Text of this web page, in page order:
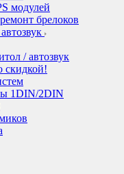
модулей
брелоков
/ автозвук
скидкой!
1DIN/2DIN